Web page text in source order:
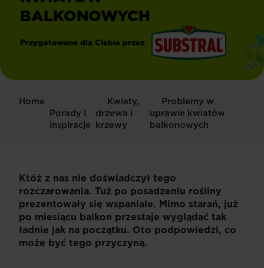
BALKONOWYCH
Przygotowane dla Ciebie przez
Home
Porady i
inspiracje
Kwiaty,
drzewa i
krzewy
Problemy w
uprawie kwiatów
balkonowych
Któż z nas nie doświadczył tego
rozczarowania. Tuż po posadzeniu rośliny
prezentowały się wspaniale. Mimo starań, już
po miesiącu balkon przestaje wyglądać tak
ładnie jak na początku. Oto podpowiedzi, co
może być tego przyczyną.